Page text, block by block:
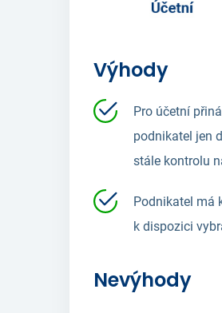
Výhody
Pro účetní
podnikatel jen
stále kontrolu
Podnikatel má
k dispozici
Nevýhody